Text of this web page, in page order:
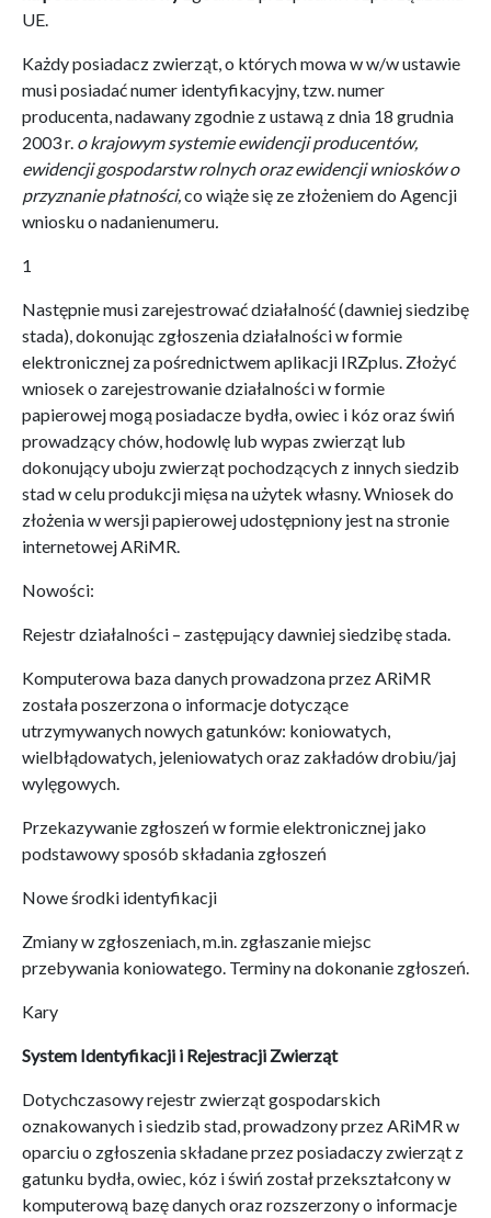
UE.
Każdy posiadacz zwierząt, o których mowa w w/w ustawie
musi posiadać numer identyfikacyjny, tzw. numer
producenta, nadawany zgodnie z ustawą z dnia 18 grudnia
2003 r. o krajowym systemie ewidencji producentów,
ewidencji gospodarstw rolnych oraz ewidencji wniosków o
przyznanie płatności,co wiąże się ze złożeniem do Agencji
wniosku o nadanienumeru.
1
Następnie musi zarejestrować działalność (dawniej siedzibę
stada), dokonując zgłoszenia działalności w formie
elektronicznej za pośrednictwem aplikacji IRZplus. Złożyć
wniosek o zarejestrowanie działalności w formie
papierowej mogą posiadacze bydła, owiec i kóz oraz świń
prowadzący chów, hodowlę lub wypas zwierząt lub
dokonujący uboju zwierząt pochodzących z innych siedzib
stad w celu produkcji mięsa na użytek własny. Wniosek do
złożenia w wersji papierowej udostępniony jest na stronie
internetowej ARiMR.
Nowości:
Rejestr działalności – zastępujący dawniej siedzibę stada.
Komputerowa baza danych prowadzona przez ARiMR
została poszerzona o informacje dotyczące
utrzymywanych nowych gatunków: koniowatych,
wielbłądowatych, jeleniowatych oraz zakładów drobiu/jaj
wylęgowych.
Przekazywanie zgłoszeń w formie elektronicznej jako
podstawowy sposób składania zgłoszeń
Nowe środki identyfikacji
Zmiany w zgłoszeniach, m.in. zgłaszanie miejsc
przebywania koniowatego. Terminy na dokonanie zgłoszeń.
Kary
System Identyfikacji i Rejestracji Zwierząt
Dotychczasowy rejestr zwierząt gospodarskich
oznakowanych i siedzib stad, prowadzony przez ARiMR w
oparciu o zgłoszenia składane przez posiadaczy zwierząt z
gatunku bydła, owiec, kóz i świń został przekształcony w
komputerową bazę danych oraz rozszerzony o informacje